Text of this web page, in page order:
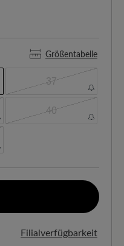
Größentabelle
37
40
Filialverfügbarkeit